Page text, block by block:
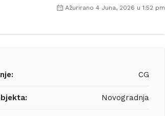
Ažurirano 4 Juna, 2026 u 1:52 pm
CG
Novogradnja